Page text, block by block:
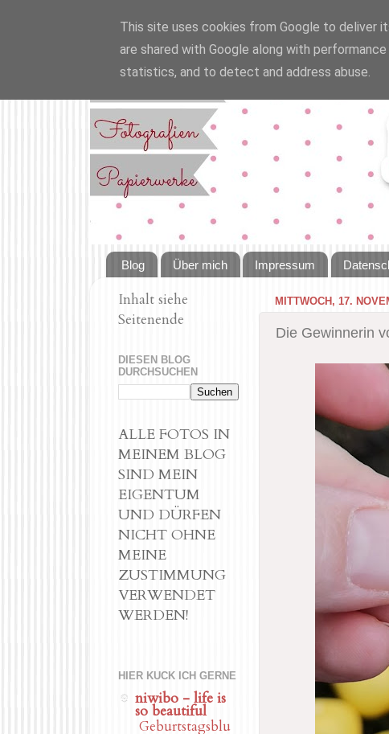
Blog Über mich Impressum
MITTWOCH, 17.
Die Gewinnerin
Inhalt siehe
Seitenende
DIESEN BLOG
DURCHSUCHEN
ALLE FOTOS IN
MEINEM BLOG
SIND MEIN
EIGENTUM
UND DÜRFEN
NICHT OHNE
MEINE
ZUSTIMMUNG
VERWENDET
WERDEN!
HIER KUCK ICH GERNE
niwibo - life is
so beautiful
Geburtstagsblu
This site uses cookies from Google to deliver
are shared with Google along with
statistics, and to detect and address abuse.